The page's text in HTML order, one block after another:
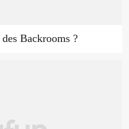
Backrooms ?